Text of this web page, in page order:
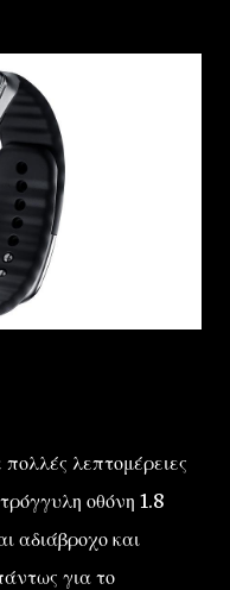
λεπτομέρειες
οθόνη 1.8
αδιάβροχο και
για το